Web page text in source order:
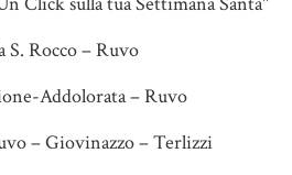
Rocco – Ruvo
Addolorata – Ruvo
– Giovinazzo – Terlizzi